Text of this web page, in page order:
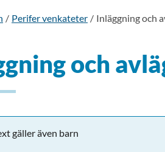
Perifer venkateter Inläggning och
och
gäller även barn